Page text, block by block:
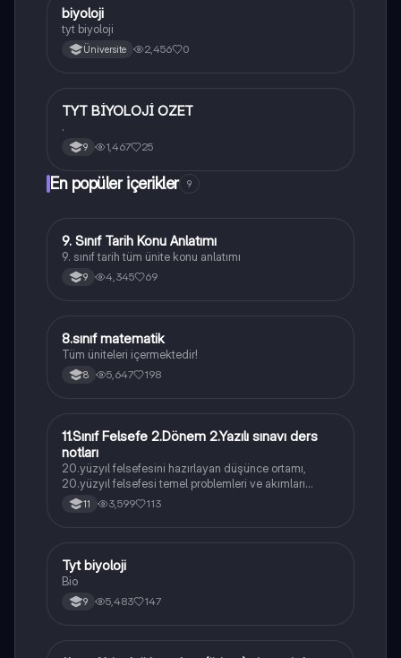
BBiyoloji
biyoloji
tyt biyoloji
Üniversite 2,456 0
Biyoloji
TYT BİYOLOJİ OZET
.
9 1,467 25
En popüler içerikler 9
Tarih
9. Sınıf Tarih Konu Anlatımı
9. sınıf tarih tüm ünite konu anlatımı
9 4,345 69
Matematik
8.sınıf matematik
Tüm üniteleri içermektedir!
8 5,647 198
Felsefe
11.Sınıf Felsefe 2.Dönem 2.Yazılı sınavı ders
notları
20.yüzyıl felsefesini hazırlayan düşünce ortamı,
20.yüzyıl felsefesi temel problemleri ve akımları
konularını içermektedir
11 3,599 113
Biyoloji
Tyt biyoloji
Bio
9 5,483 147